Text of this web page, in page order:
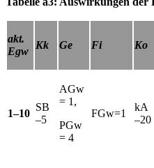
akt.
Egw
Kk Ge Fi Ko
1–10
SB
–5
AGw
= 1,
PGw
= 4
FGw=1
kA
–20